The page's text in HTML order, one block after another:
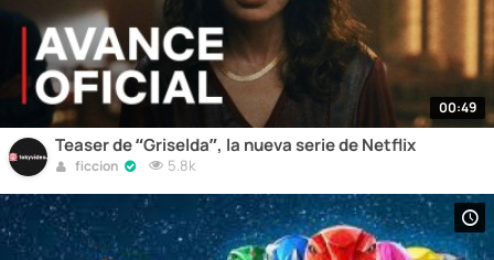
00:49
Teaser de “Griselda”, la nueva serie de Netflix
ficcion 5.8k